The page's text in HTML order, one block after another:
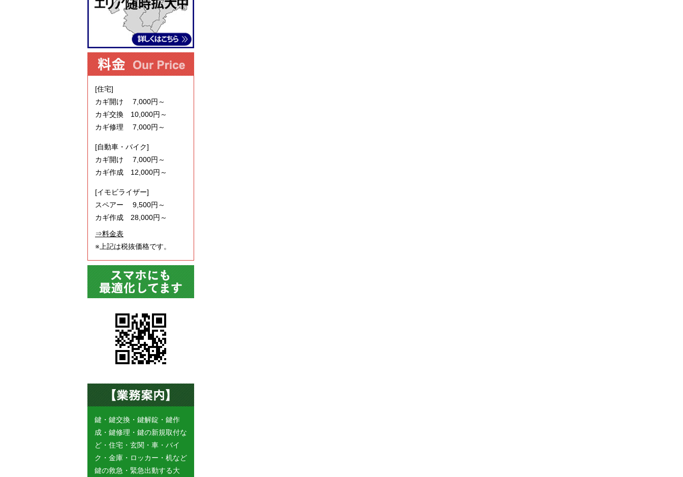
[住宅]
カギ開け 7,000円～
カギ交換 10,000円～
カギ修理 7,000円～
[自動車・バイク]
カギ開け 7,000円～
カギ作成 12,000円～
[イモビライザー]
スペアー 9,500円～
カギ作成 28,000円～
⇒料金表
※上記は税抜価格です。
鍵・鍵交換・鍵解錠・鍵作
成・鍵修理・鍵の新規取付な
ど・住宅・玄関・車・バイ
ク・金庫・ロッカー・机など
鍵の救急・緊急出動する大